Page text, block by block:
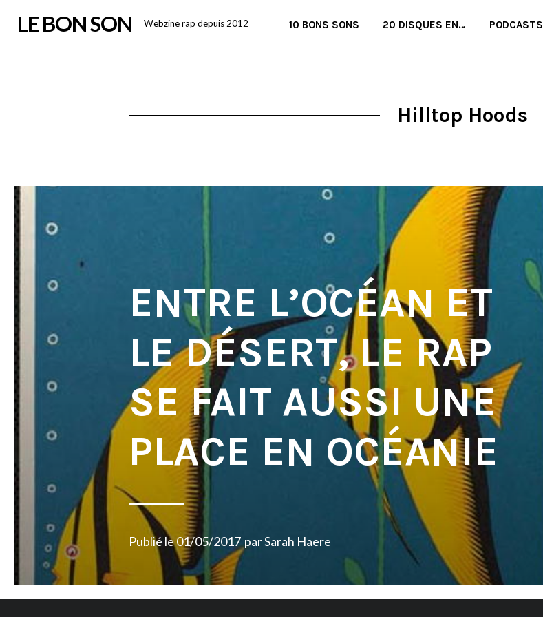
LE BON SON Webzine rap depuis 2012 10 BONS SONS 20 DISQUES EN… PODCASTS
Hilltop Hoods
ENTRE L’OCÉAN ET
LE DÉSERT, LE RAP
SE FAIT AUSSI UNE
PLACE EN OCÉANIE
Publié le01/05/2017 parSarah Haere